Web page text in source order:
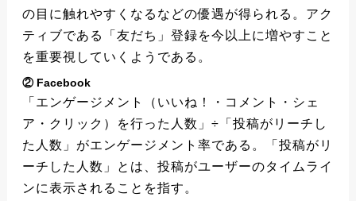
の目に触れやすくなるなどの優遇が得られる。アク
ティブである「友だち」登録を今以上に増やすこと
を重要視していくようである。
② Facebook
「エンゲージメント（いいね！・コメント・シェ
ア・クリック）を行った人数」÷「投稿がリーチし
た人数」がエンゲージメント率である。「投稿がリ
ーチした人数」とは、投稿がユーザーのタイムライ
ンに表示されることを指す。